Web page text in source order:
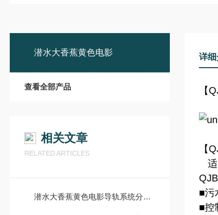
潜水大香蕉黄色电影
查看全部产品
相关文章
RELATED ARTICLES
潜水大香蕉黄色电影导轨系统分几种
详
【
【
适
■污
■控